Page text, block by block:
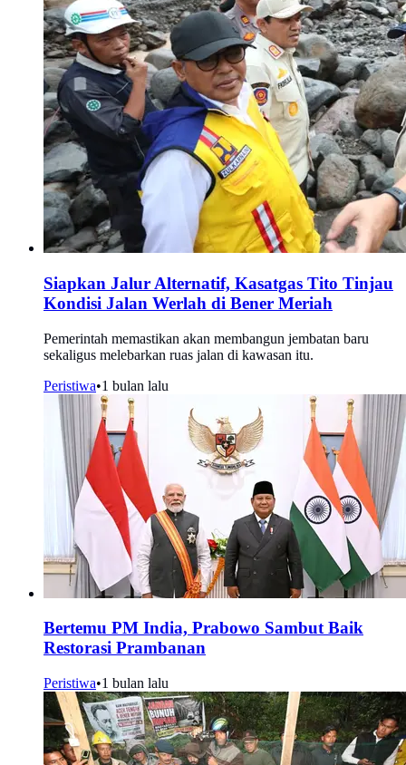
Siapkan Jalur Alternatif, Kasatgas Tito Tinjau
Kondisi Jalan Werlah di Bener Meriah
Pemerintah memastikan akan membangun jembatan baru
sekaligus melebarkan ruas jalan di kawasan itu.
Peristiwa•1 bulan lalu
Bertemu PM India, Prabowo Sambut Baik
Restorasi Prambanan
Peristiwa•1 bulan lalu